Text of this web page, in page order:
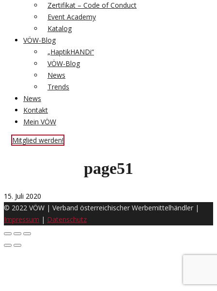
Zertifikat – Code of Conduct
Event Academy
Katalog
VÖW-Blog
„HaptikHANDi“
VÖW-Blog
News
Trends
News
Kontakt
Mein VÖW
Mitglied werden!
page51
15. Juli 2020
© 2022 VÖW | Verband österreichischer Werbemittelhändler |
Impressum | Datenschutz